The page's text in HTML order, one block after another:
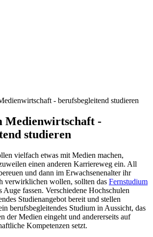
- berufsbegleitend studieren
Medienwirtschaft -
studieren
vielfach etwas mit Medien machen,
einen anderen Karriereweg ein. All
und dann im Erwachsenenalter ihr
verwirklichen wollen, sollten das Fernstudium
Auge fassen. Verschiedene Hochschulen
Studienangebot bereit und stellen
berufsbegleitendes Studium in Aussicht, das
der Medien eingeht und andererseits auf
Kompetenzen setzt.